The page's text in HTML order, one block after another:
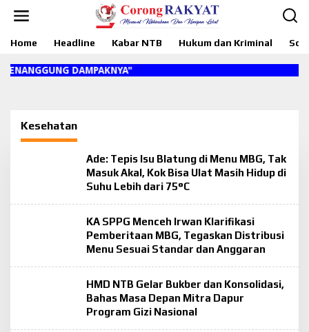
Home Headline Kabar NTB Hukum dan Kriminal
DAMPAKNYA"
Kesehatan
Ade: Tepis Isu Blatung di Menu MBG, Tak
Masuk Akal, Kok Bisa Ulat Masih Hidup di
Suhu Lebih dari 75°C
KA SPPG Menceh Irwan Klarifikasi
Pemberitaan MBG, Tegaskan Distribusi
Menu Sesuai Standar dan Anggaran
HMD NTB Gelar Bukber dan Konsolidasi,
Bahas Masa Depan Mitra Dapur
Program Gizi Nasional